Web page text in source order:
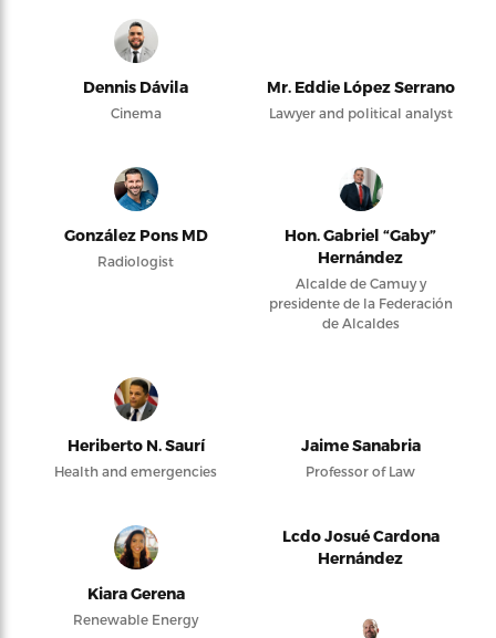
Dennis Dávila
Cinema
Mr. Eddie López Serrano
Lawyer and political analyst
González Pons MD
Radiologist
Hon. Gabriel “Gaby”
Hernández
Alcalde de Camuy y
presidente de la Federación
de Alcaldes
Heriberto N. Saurí
Health and emergencies
Jaime Sanabria
Professor of Law
Kiara Gerena
Renewable Energy
Lcdo Josué Cardona
Hernández